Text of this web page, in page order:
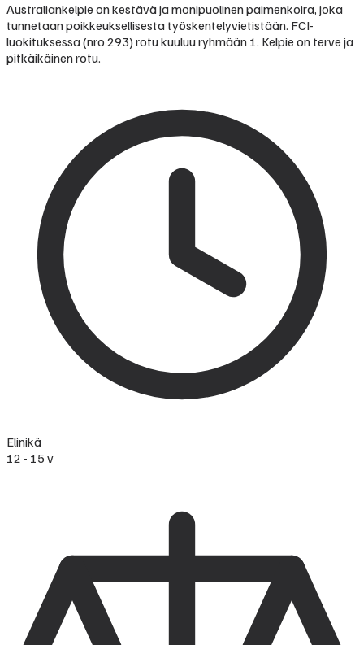
Australiankelpie on kestävä ja monipuolinen paimenkoira, joka
tunnetaan poikkeuksellisesta työskentelyvietistään. FCI-
luokituksessa (nro 293) rotu kuuluu ryhmään 1. Kelpie on terve ja
pitkäikäinen rotu.
Elinikä
12 - 15 v